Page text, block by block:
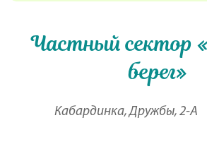
Частный
берег»
Кабардинка, Дружбы, 2-А